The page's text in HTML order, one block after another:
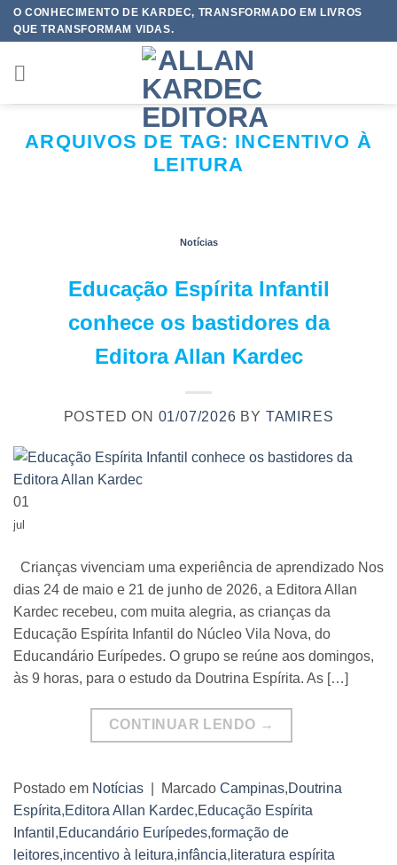
SkipO CONHECIMENTO DE KARDEC, TRANSFORMADO EM LIVROS
QUE TRANSFORMAM VIDAS.
ARQUIVOS DE TAG: INCENTIVO À
LEITURA
Notícias
Educação Espírita Infantil
conhece os bastidores da
Editora Allan Kardec
POSTED ON 01/07/2026 BY TAMIRES
01
jul
Crianças vivenciam uma experiência de aprendizado Nos
dias 24 de maio e 21 de junho de 2026, a Editora Allan
Kardec recebeu, com muita alegria, as crianças da
Educação Espírita Infantil do Núcleo Vila Nova, do
Educandário Eurípedes. O grupo se reúne aos domingos,
às 9 horas, para o estudo da Doutrina Espírita. As […]
CONTINUAR LENDO →
Postado em Notícias Marcado Campinas,Doutrina
Espírita,Editora Allan Kardec,Educação Espírita
Infantil ,Educandário Eurípedes,formação de
leitores,incentivo à leitura,infância, literatura espírita